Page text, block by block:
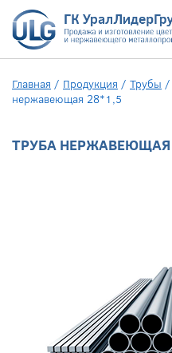
Главная / Продукция / Трубы /
нержавеющая 28*1,5
ТРУБА НЕРЖАВЕЮЩАЯ